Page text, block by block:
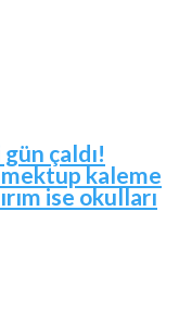
çaldı!
kaleme
ise okulları